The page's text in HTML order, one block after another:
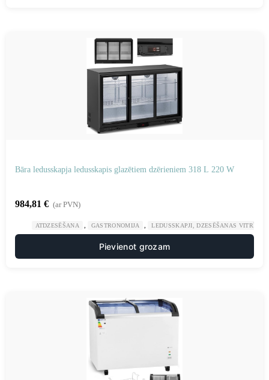
Bāra ledusskapja ledusskapis glazētiem dzērieniem 318 L 220 W
984,81 € (ar PVN)
ATDZESĒŠANA GASTRONOMIJA LEDUSSKAPJI, DZESĒŠANAS VITRĪNAS
Pievienot grozam